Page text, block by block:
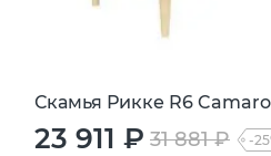
Скамья Рикке R6
23 911 ₽ 31 881 ₽ -